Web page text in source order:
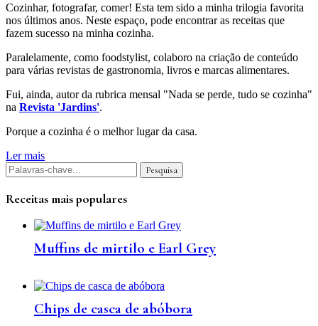
Cozinhar, fotografar, comer! Esta tem sido a minha trilogia favorita
nos últimos anos. Neste espaço, pode encontrar as receitas que
fazem sucesso na minha cozinha.
Paralelamente, como foodstylist, colaboro na criação de conteúdo
para várias revistas de gastronomia, livros e marcas alimentares.
Fui, ainda, autor da rubrica mensal "Nada se perde, tudo se cozinha"
na Revista 'Jardins'.
Porque a cozinha é o melhor lugar da casa.
Ler mais
Receitas mais populares
Muffins de mirtilo e Earl Grey
Chips de casca de abóbora